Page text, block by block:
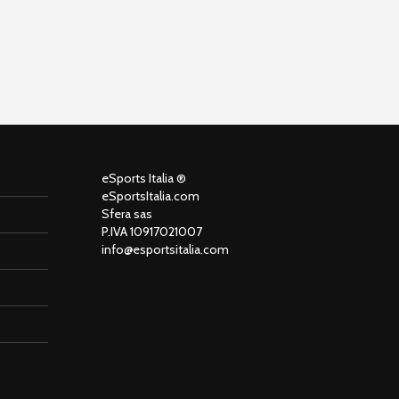
eSports Italia ®
eSportsItalia.com
Sfera sas
P.IVA 10917021007
info@esportsitalia.com